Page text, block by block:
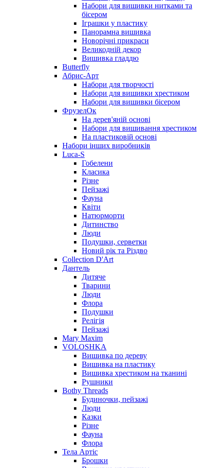
Набори для вишивки нитками та
бісером
Іграшки у пластику
Панорамна вишивка
Новорічні прикраси
Великодній декор
Вишивка гладдю
Butterfly
Абрис-Арт
Набори для творчості
Набори для вишивки хрестиком
Набори для вишивки бісером
ФрузелОк
На дерев'яній основі
Набори для вишивання хрестиком
На пластиковій основі
Набори інших виробників
Luca-S
Гобелени
Класика
Різне
Пейзажі
Фауна
Квіти
Натюрморти
Дитинство
Люди
Подушки, серветки
Новий рік та Різдво
Collection D'Art
Дантель
Дитяче
Тварини
Люди
Флора
Подушки
Релігія
Пейзажі
Mary Maxim
VOLOSHKA
Вишивка по дереву
Вишивка на пластику
Вишивка хрестиком на тканині
Рушники
Bothy Threads
Будиночки, пейзажі
Люди
Казки
Різне
Фауна
Флора
Тела Артіс
Брошки